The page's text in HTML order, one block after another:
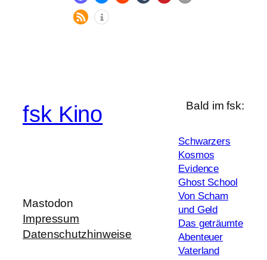
fsk Kino
Mastodon
Impressum
Datenschutzhinweise
Bald im fsk:
Schwarzers
Kosmos
Evidence
Ghost School
Von Scham
und Geld
Das geträumte
Abenteuer
Vaterland